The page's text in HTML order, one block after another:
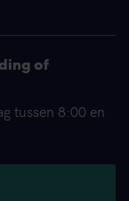
of
tussen 8:00 en